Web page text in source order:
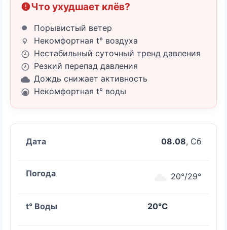
Что ухудшает клёв?
Порывистый ветер
Некомфортная t° воздуха
Нестабильный суточный тренд давления
Резкий перепад давления
Дождь снижает активность
Некомфортная t° воды
08.08, Сб
20°/29°
20°C